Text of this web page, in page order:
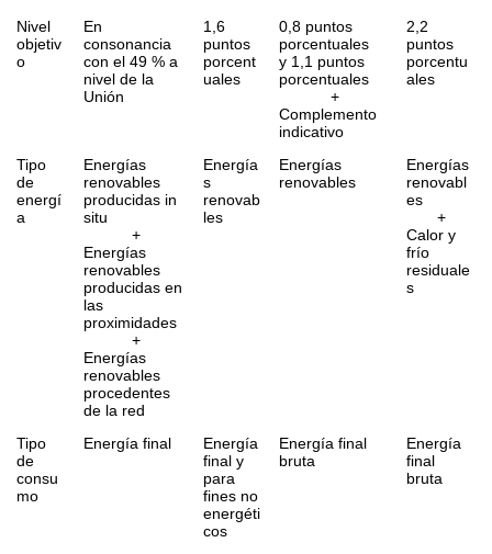
Nivel
objetiv
o
En
consonancia
con el 49 % a
nivel de la
Unión
1,6
puntos
porcent
uales
0,8 puntos
porcentuales
y 1,1 puntos
porcentuales
+
Complemento
indicativo
2,2
puntos
porcentu
ales
Tipo
de
energí
a
Energías
renovables
producidas in
situ
+
Energías
renovables
producidas en
las
proximidades
+
Energías
renovables
procedentes
de la red
Energía
s
renovab
les
Energías
renovables
Energías
renovabl
es
+
Calor y
frío
residuale
s
Tipo
de
consu
mo
Energía final
Energía
final y
para
fines no
energéti
cos
Energía final
bruta
Energía
final
bruta